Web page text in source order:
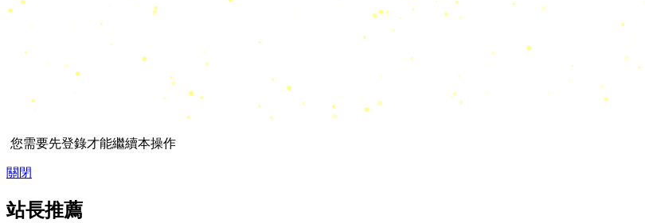
您需要先登錄才能繼續本操作
關閉
站長推薦